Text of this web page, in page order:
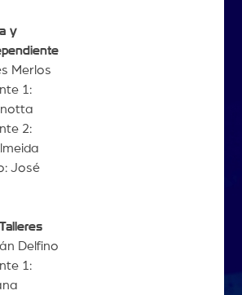
y
Merlos
1:
2:
José
Delfino
1: